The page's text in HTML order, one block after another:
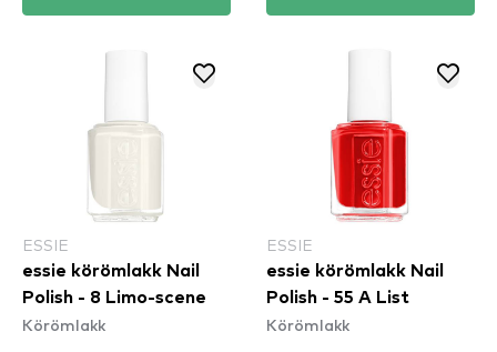
ESSIE
essie körömlakk Nail
Polish - 8 Limo-scene
Körömlakk
ESSIE
essie körömlakk Nail
Polish - 55 A List
Körömlakk